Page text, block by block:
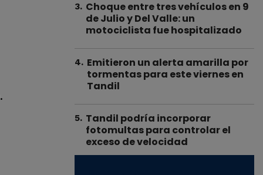
3. Choque entre tres vehículos en 9
de Julio y Del Valle: un
motociclista fue hospitalizado
4. Emitieron un alerta amarilla por
tormentas para este viernes en
Tandil
5. Tandil podría incorporar
fotomultas para controlar el
exceso de velocidad